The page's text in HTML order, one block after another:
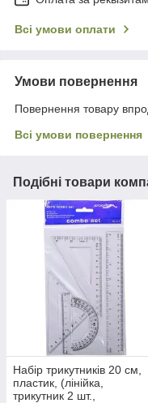
Всі умови оплати
Умови повернення
Повернення товару
Всі умови повернення
Подібні товари
Набір трикутників 20 см,
пластик, (лінійка,
трикутник 2 шт.,